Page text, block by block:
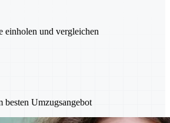
einholen und vergleichen
besten Umzugsangebot